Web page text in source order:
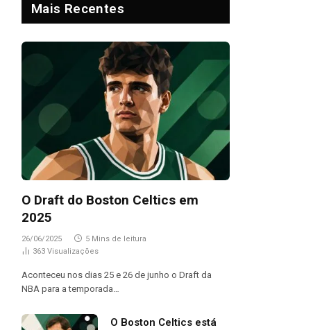
Mais Recentes
O Draft do Boston Celtics em
2025
26/06/2025
5 Mins de leitura
363 Visualizações
Aconteceu nos dias 25 e 26 de junho o Draft da
NBA para a temporada…
O Boston Celtics está